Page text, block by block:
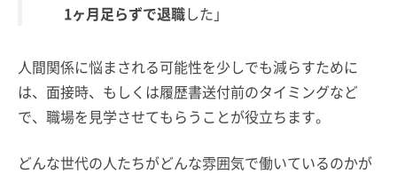
1ヶ月足らずで退職した」
人間関係に悩まされる可能性を少しでも減らすために
は、面接時、もしくは履歴書送付前のタイミングなど
で、職場を見学させてもらうことが役立ちます。
どんな世代の人たちがどんな雰囲気で働いているのかが